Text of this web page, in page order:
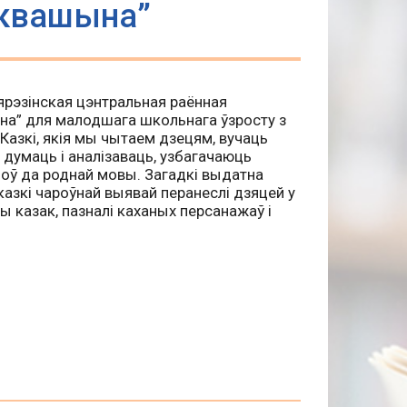
цэнтральная раённая
для малодшага школьнага ўзросту з
якія мы чытаем дзецям, вучаць
і аналізаваць, узбагачаюць
да роднай мовы. Загадкі выдатна
чароўнай выявай перанеслі дзяцей у
пазналі каханых персанажаў і